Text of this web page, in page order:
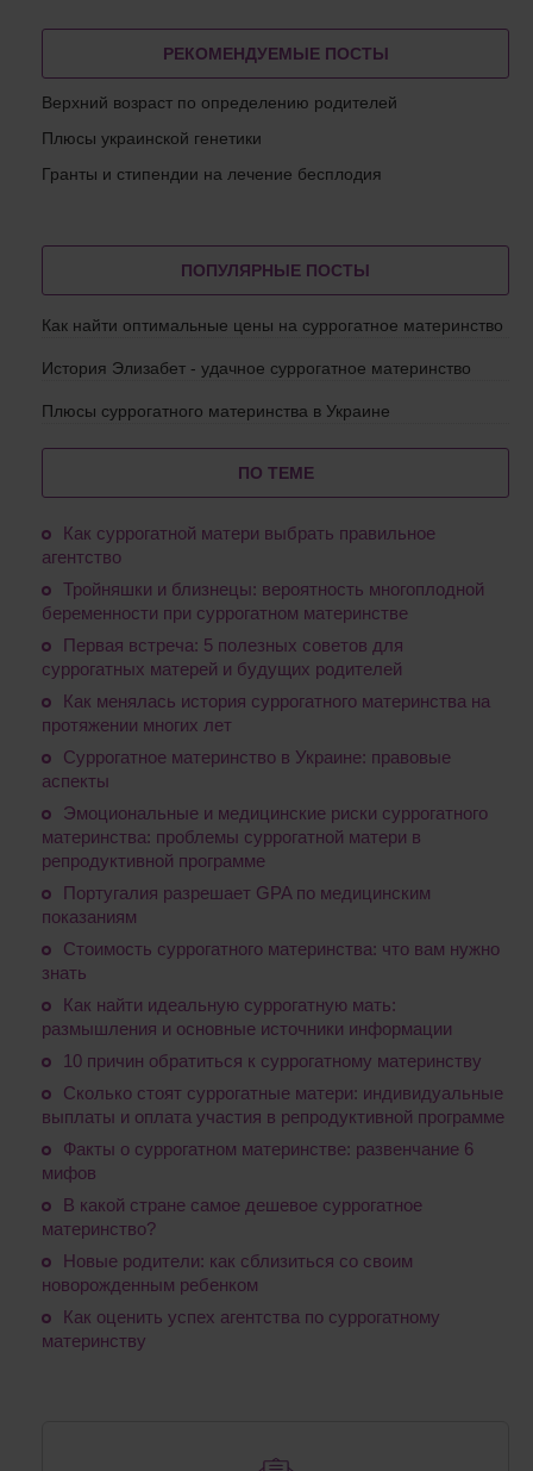
РЕКОМЕНДУЕМЫЕ ПОСТЫ
Верхний возраст по определению родителей
Плюсы украинской генетики
Гранты и стипендии на лечение бесплодия
ПОПУЛЯРНЫЕ ПОСТЫ
Как найти оптимальные цены на суррогатное материнство
История Элизабет - удачное суррогатное материнство
Плюсы суррогатного материнства в Украине
ПО ТЕМЕ
Как суррогатной матери выбрать правильное
агентство
Тройняшки и близнецы: вероятность многоплодной
беременности при суррогатном материнстве
Первая встреча: 5 полезных советов для
суррогатных матерей и будущих родителей
Как менялась история суррогатного материнства на
протяжении многих лет
Суррогатное материнство в Украине: правовые
аспекты
Эмоциональные и медицинские риски суррогатного
материнства: проблемы суррогатной матери в
репродуктивной программе
Португалия разрешает GPA по медицинским
показаниям
Стоимость суррогатного материнства: что вам нужно
знать
Как найти идеальную суррогатную мать:
размышления и основные источники информации
10 причин обратиться к суррогатному материнству
Сколько стоят суррогатные матери: индивидуальные
выплаты и оплата участия в репродуктивной программе
Факты о суррогатном материнстве: развенчание 6
мифов
В какой стране самое дешевое суррогатное
материнство?
Новые родители: как сблизиться со своим
новорожденным ребенком
Как оценить успех агентства по суррогатному
материнству